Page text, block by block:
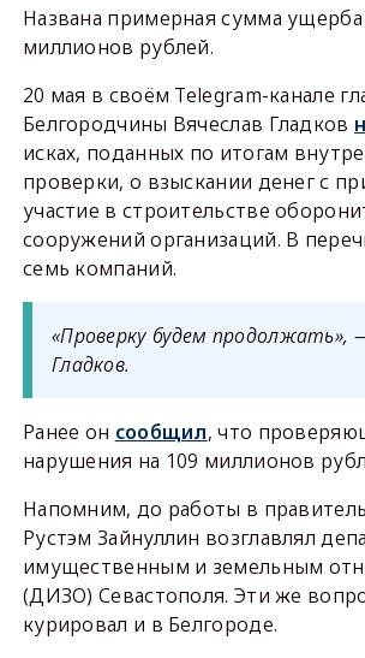
Названа примерная сумма
миллионов рублей.
20 мая в своём Telegram-канале
Белгородчины Вячеслав Гладков
исках, поданных по итогам
проверки, о взыскании денег с
участие в строительстве
сооружений организаций. В
семь компаний.
«Проверку будем продолжать»,
Гладков.
Ранее он сообщил, что
нарушения на 109 миллионов
Напомним, до работы в
Рустэм Зайнуллин возглавлял
имущественным и земельным
(ДИЗО) Севастополя. Эти же
курировал и в Белгороде.